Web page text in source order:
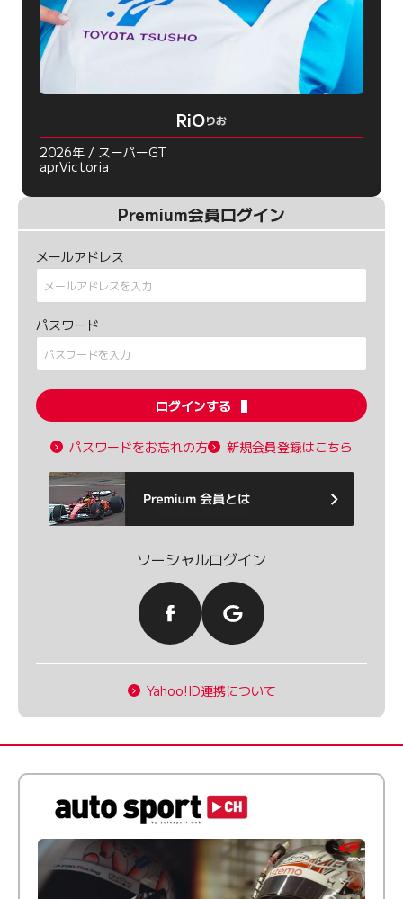
RiOりお
2026年 / スーパーGT
aprVictoria
Premium会員ログイン
メールアドレス
パスワード
ログインする
パスワードをお忘れの方 新規会員登録はこちら
ソーシャルログイン
Yahoo!ID連携について